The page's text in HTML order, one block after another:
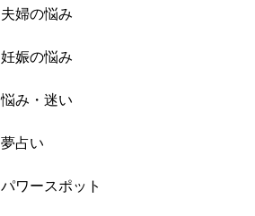
夫婦の悩み
妊娠の悩み
悩み・迷い
夢占い
パワースポット